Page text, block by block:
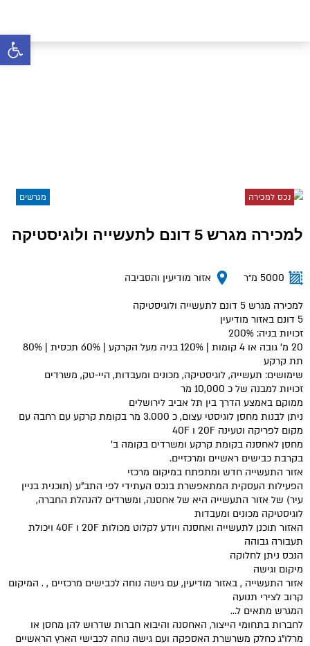
מגרשים נכס למכירה
למכירה מגרש 5 דונם לתעשייה ולוגיסטיקה
5000 מ״ר אזור מודיעין והסביבה
למכירה מגרש 5 דונם לתעשייה ולוגיסטיקה
5 דונם באזור מודיעין
זכויות בניה: 200%
20 מ' גובה או 4 קומות | 120% בניה מעל הקרקע | 60% תכסית | 80%
תת קרקע
שימושים: תעשייה, לוגיסטיקה, מכונים ומעבדות, היי-טק, משרדים
זכויות למבנה של כ 10,000 מר
ממוקם באמצע הדרך בין תל אביב לירושלים
ניתן לבנות מחסן לוגיסטי עצום, כ 3.000 מר בקומת קרקע עם רחבה עם
מקום לפריקה וטעינה 20F ו 40F
מחסן לאחסנה בקומת קרקע ומשרדים בקומה ב'
בקרבת כבישים ראשיים ומרכזיים.
אזור התעשייה חדש ומתפתח במיקום מרכזי
הפעילות העסקית המתאפשרת בנכס העתידי לפי התב"ע (תוכנית בניין
עיר) של אזור התעשייה היא של אחסנה, ומשרדים להנהלת החברה,
לוגיסטיקה מכונים ומעבדות
האזור תוכנן לתעשייה ואחסנה ויודע לקלוט מכולות 20F ו 40F ויכולת
תעבורה גבוהה
הנכס ניתן לחלוקה
מיקום וגישה
אזור התעשייה , באזור מודיעין, עם גישה נוחה לכבישים מרכזיים , . המיקום
קרוב לצירי תנועה
המגרש מתאים ל…
לחברות בתחומי הייצור, האחסנה והיבוא חברות שדרוש להן מחסן או
מרלו"ג כחלק משרשרת האספקה ועם גישה נוחה לכבישי הארץ הראשיים
פתח